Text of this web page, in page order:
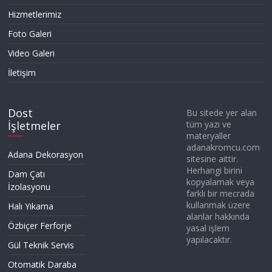
Hizmetlerimiz
Foto Galeri
Video Galeri
İletişim
Dost
İşletmeler
Adana Dekorasyon
Dam Çatı
İzolasyonu
Halı Yıkama
Özbiçer Ferforje
Gül Teknik Servis
Otomatik Daraba
Bu sitede yer alan
tüm yazı ve
materyaller
adanakromcu.com
sitesine aittir.
Herhangi birini
kopyalamak veya
farklı bir mecrada
kullanmak üzere
alanlar hakkında
yasal işlem
yapılacaktır.